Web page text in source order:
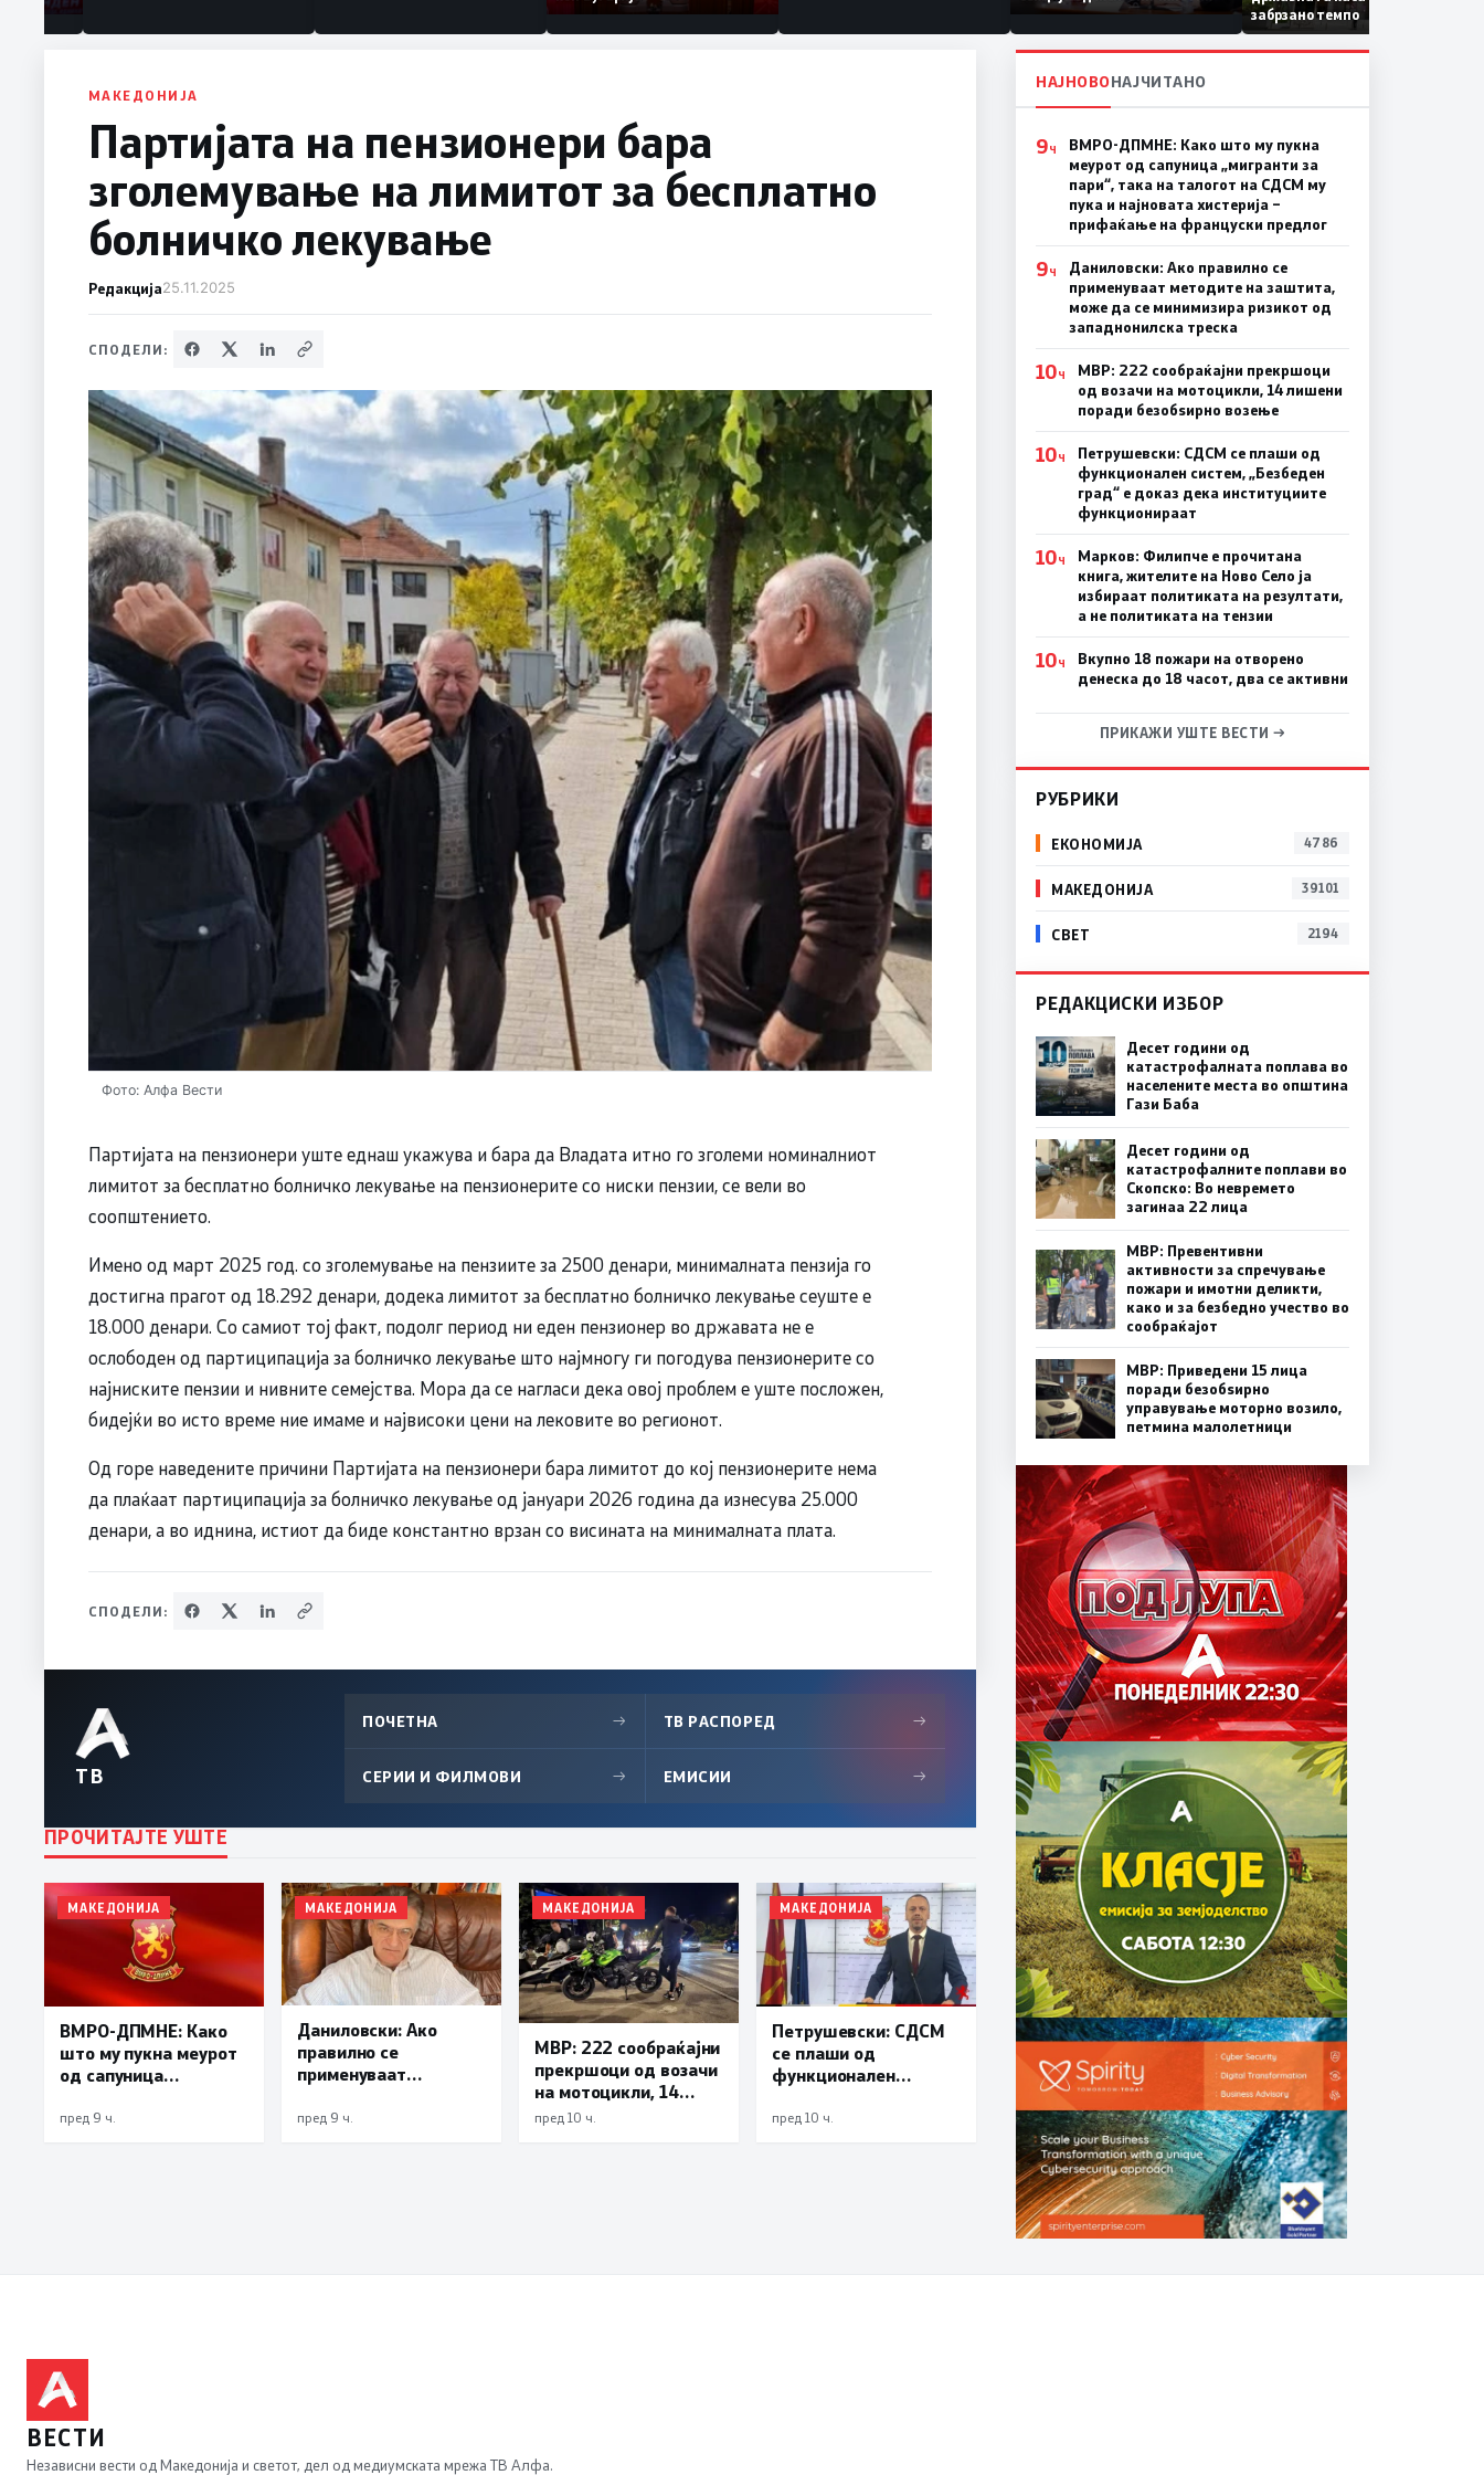
Коридор 8, Македонија
станува раскрсница на
Балканот
забрзано темпо
МАКЕДОНИЈА
Партијата на пензионери бара
зголемување на лимитот за бесплатно
болничко лекување
Редакција25.11.2025
СПОДЕЛИ:
Фото: Алфа Вести
Партијата на пензионери уште еднаш укажува и бара да Владата итно го зголеми номиналниот
лимитот за бесплатно болничко лекување на пензионерите со ниски пензии, се вели во
соопштението.
Имено од март 2025 год. со зголемување на пензиите за 2500 денари, минималната пензија го
достигна прагот од 18.292 денари, додека лимитот за бесплатно болничко лекување сеуште е
18.000 денари. Со самиот тој факт, подолг период ни еден пензионер во државата не е
ослободен од партиципација за болничко лекување што најмногу ги погодува пензионерите со
најниските пензии и нивните семејства. Мора да се нагласи дека овој проблем е уште посложен,
бидејќи во исто време ние имаме и највисоки цени на лековите во регионот.
Од горе наведените причини Партијата на пензионери бара лимитот до кој пензионерите нема
да плаќаат партиципација за болничко лекување од јануари 2026 година да изнесува 25.000
денари, а во иднина, истиот да биде константно врзан со висината на минималната плата.
СПОДЕЛИ:
ТВ
ПОЧЕТНА → ТВ РАСПОРЕД →
СЕРИИ И ФИЛМОВИ → ЕМИСИИ →
ПРОЧИТАЈТЕ УШТЕ
МАКЕДОНИЈА
ВМРО-ДПМНЕ: Како
што му пукна меурот
од сапуница
така на талогот на
пред 9 ч.
МАКЕДОНИЈА
Даниловски: Ако
правилно се
применуваат
може да се
пред 9 ч.
МАКЕДОНИЈА
МВР: 222 сообраќајни
прекршоци од возачи
на мотоцикли, 14
лишени поради
пред 10 ч.
МАКЕДОНИЈА
Петрушевски: СДСМ
се плаши од
функционален
град“ е доказ дека
пред 10 ч.
НАЈНОВОНАЈЧИТАНО
9Ч
ВМРО-ДПМНЕ: Како што му пукна
меурот од сапуница „мигранти за
пари“, така на талогот на СДСМ му
пука и најновата хистерија –
прифаќање на француски предлог
9Ч
Даниловски: Ако правилно се
применуваат методите на заштита,
може да се минимизира ризикот од
западнонилска треска
10Ч
МВР: 222 сообраќајни прекршоци
од возачи на мотоцикли, 14 лишени
поради безобѕирно возење
10Ч
Петрушевски: СДСМ се плаши од
функционален систем, „Безбеден
град“ е доказ дека институциите
функционираат
10Ч
Марков: Филипче е прочитана
книга, жителите на Ново Село ја
избираат политиката на резултати,
а не политиката на тензии
10Ч
Вкупно 18 пожари на отворено
денеска до 18 часот, два се активни
ПРИКАЖИ УШТЕ ВЕСТИ →
РУБРИКИ
ЕКОНОМИЈА 4786
МАКЕДОНИЈА 39101
СВЕТ 2194
РЕДАКЦИСКИ ИЗБОР
Десет години од
катастрофалната поплава во
населените места во општина
Гази Баба
Десет години од
катастрофалните поплави во
Скопско: Во невремето
загинаа 22 лица
МВР: Превентивни
активности за спречување
пожари и имотни деликти,
како и за безбедно учество во
сообраќајот
МВР: Приведени 15 лица
поради безобѕирно
управување моторно возило,
петмина малолетници
ВЕСТИ
Независни вести од Македонија и светот, дел од медиумската мрежа ТВ Алфа.